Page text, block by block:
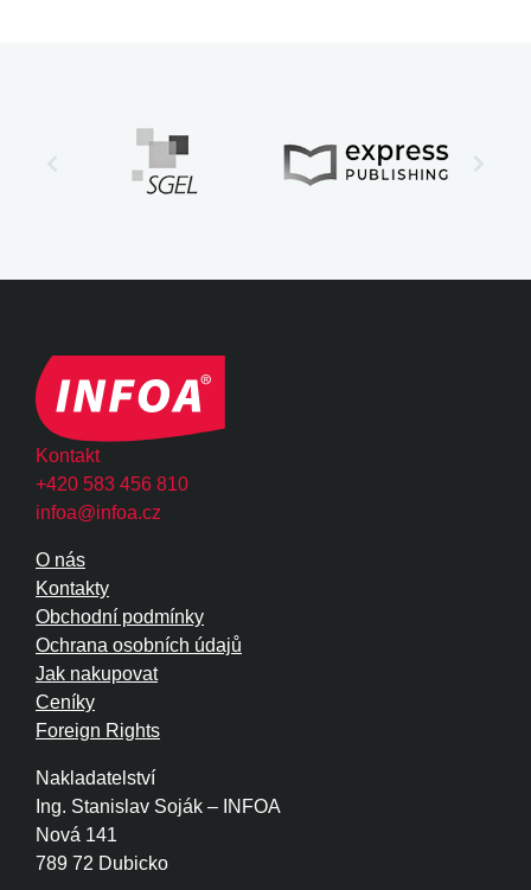
Kontakt
+420 583 456 810
infoa@infoa.cz
Nakladatelství
Ing. Stanislav Soják – INFOA
Nová 141
789 72 Dubicko
O nás
Kontakty
Obchodní podmínky
Ochrana osobních údajů
Jak nakupovat
Ceníky
Foreign Rights